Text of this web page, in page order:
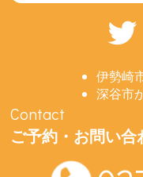
伊勢崎
深谷市
Contact
ご予約・お問い合